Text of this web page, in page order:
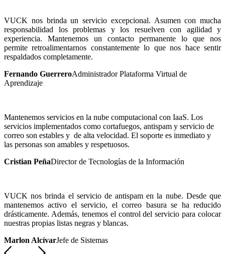
VUCK nos brinda un servicio excepcional. Asumen con mucha
responsabilidad los problemas y los resuelven con agilidad y
experiencia. Mantenemos un contacto permanente lo que nos
permite retroalimentarnos constantemente lo que nos hace sentir
respaldados completamente.
Fernando GuerreroAdministrador Plataforma Virtual de
Aprendizaje
Mantenemos servicios en la nube computacional con IaaS. Los
servicios implementados como cortafuegos, antispam y servicio de
correo son estables y de alta velocidad. El soporte es inmediato y
las personas son amables y respetuosos.
Cristian PeñaDirector de Tecnologías de la Información
VUCK nos brinda el servicio de antispam en la nube. Desde que
mantenemos activo el servicio, el correo basura se ha reducido
drásticamente. Además, tenemos el control del servicio para colocar
nuestras propias listas negras y blancas.
Marlon AlcívarJefe de Sistemas